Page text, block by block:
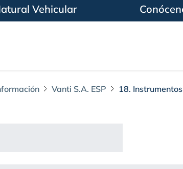
Vehicular
Vanti S.A. ESP 18.